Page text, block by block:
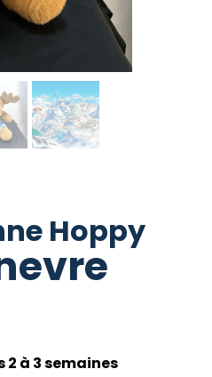
Hoppy
2 à 3 semaines